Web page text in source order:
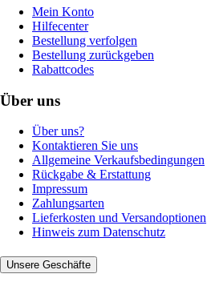
Mein Konto
Hilfecenter
Bestellung verfolgen
Bestellung zurückgeben
Rabattcodes
Über uns
Über uns?
Kontaktieren Sie uns
Allgemeine Verkaufsbedingungen
Rückgabe & Erstattung
Impressum
Zahlungsarten
Lieferkosten und Versandoptionen
Hinweis zum Datenschutz
Unsere Geschäfte